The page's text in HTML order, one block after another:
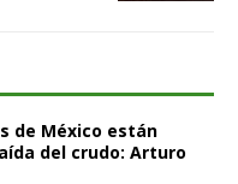
de México están
del crudo: Arturo